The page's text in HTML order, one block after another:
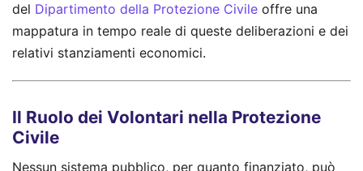
del Dipartimento della Protezione Civile offre una
mappatura in tempo reale di queste deliberazioni e dei
relativi stanziamenti economici.
Il Ruolo dei Volontari nella Protezione
Civile
Nessun sistema pubblico, per quanto finanziato, può